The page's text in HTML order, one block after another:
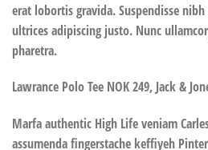
erat lobortis gravida. Suspendisse
ultrices adipiscing justo. Nunc
pharetra.
Lawrance Polo Tee NOK 249, Jack &
Marfa authentic High Life veniam
assumenda fingerstache keffiyeh